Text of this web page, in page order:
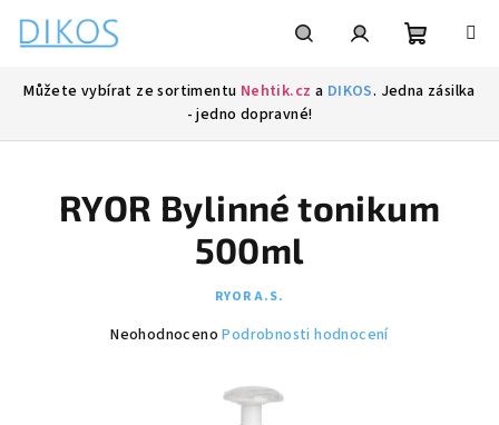
obsah
Můžete vybírat ze sortimentu Nehtik.cz a DIKOS. Jedna zásilka
- jedno dopravné!
RYOR Bylinné tonikum
500ml
RYOR A.S.
Průměrné
Neohodnoceno Podrobnosti hodnocení